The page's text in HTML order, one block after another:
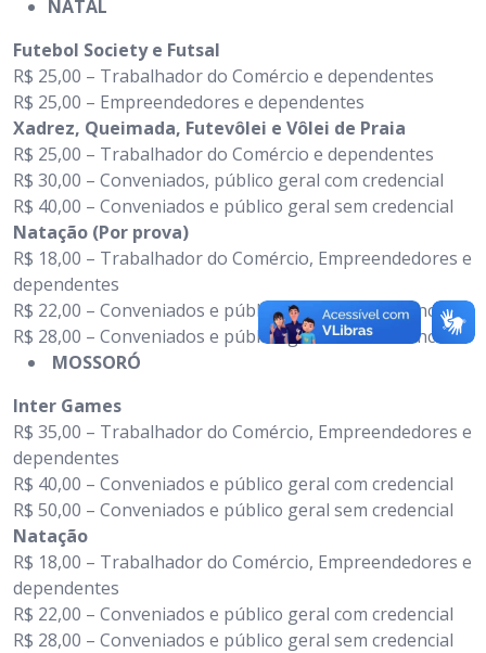
NATAL
Futebol Society e Futsal
R$ 25,00 – Trabalhador do Comércio e dependentes
R$ 25,00 – Empreendedores e dependentes
Xadrez, Queimada, Futevôlei e Vôlei de Praia
R$ 25,00 – Trabalhador do Comércio e dependentes
R$ 30,00 – Conveniados, público geral com credencial
R$ 40,00 – Conveniados e público geral sem credencial
Natação (Por prova)
R$ 18,00 – Trabalhador do Comércio, Empreendedores e
dependentes
R$ 22,00 – Conveniados e público geral com credencial
R$ 28,00 – Conveniados e público geral sem credencial
MOSSORÓ
Inter Games
R$ 35,00 – Trabalhador do Comércio, Empreendedores e
dependentes
R$ 40,00 – Conveniados e público geral com credencial
R$ 50,00 – Conveniados e público geral sem credencial
Natação
R$ 18,00 – Trabalhador do Comércio, Empreendedores e
dependentes
R$ 22,00 – Conveniados e público geral com credencial
R$ 28,00 – Conveniados e público geral sem credencial